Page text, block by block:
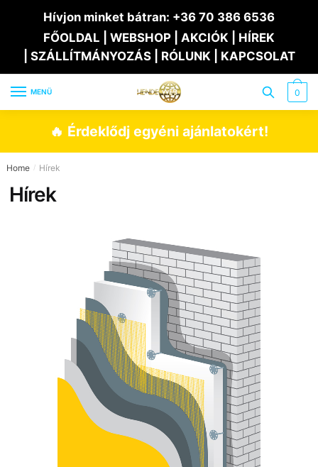
navigation
Hívjon minket bátran: +36 70 386 6536
FŐOLDAL
WEBSHOP AKCIÓK
HÍREK
SZÁLLÍTMÁNYOZÁS RÓLUNK KAPCSOLAT
MENÜ 0
🔥 Érdeklődj egyéni ajánlatokért!
Home / Hírek
Hírek